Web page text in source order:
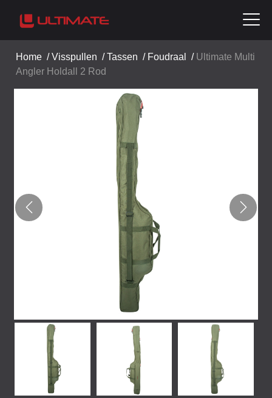
Home /Visspullen /Tassen / Foudraal / Ultimate Multi
Angler Holdall 2 Rod